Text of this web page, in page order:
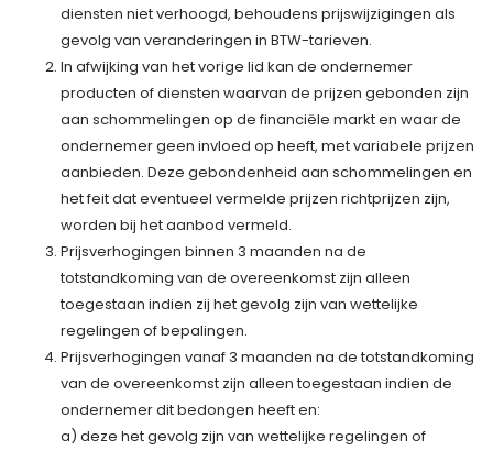
diensten niet verhoogd, behoudens prijswijzigingen als
gevolg van veranderingen in BTW-tarieven.
In afwijking van het vorige lid kan de ondernemer
producten of diensten waarvan de prijzen gebonden zijn
aan schommelingen op de financiële markt en waar de
ondernemer geen invloed op heeft, met variabele prijzen
aanbieden. Deze gebondenheid aan schommelingen en
het feit dat eventueel vermelde prijzen richtprijzen zijn,
worden bij het aanbod vermeld.
Prijsverhogingen binnen 3 maanden na de
totstandkoming van de overeenkomst zijn alleen
toegestaan indien zij het gevolg zijn van wettelijke
regelingen of bepalingen.
Prijsverhogingen vanaf 3 maanden na de totstandkoming
van de overeenkomst zijn alleen toegestaan indien de
ondernemer dit bedongen heeft en:
a) deze het gevolg zijn van wettelijke regelingen of